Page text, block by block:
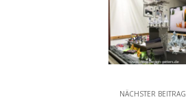
NÄCHSTER BEITRAG